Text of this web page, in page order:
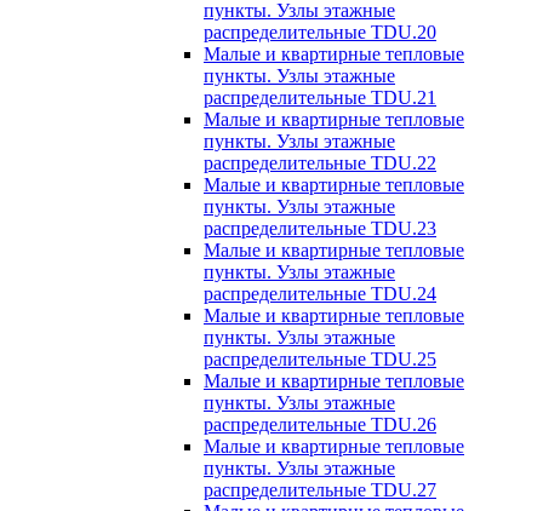
пункты. Узлы этажные
распределительные TDU.20
Малые и квартирные тепловые
пункты. Узлы этажные
распределительные TDU.21
Малые и квартирные тепловые
пункты. Узлы этажные
распределительные TDU.22
Малые и квартирные тепловые
пункты. Узлы этажные
распределительные TDU.23
Малые и квартирные тепловые
пункты. Узлы этажные
распределительные TDU.24
Малые и квартирные тепловые
пункты. Узлы этажные
распределительные TDU.25
Малые и квартирные тепловые
пункты. Узлы этажные
распределительные TDU.26
Малые и квартирные тепловые
пункты. Узлы этажные
распределительные TDU.27